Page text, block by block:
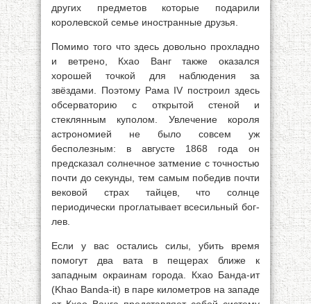
других предметов которые подарили
королевской семье иностранные друзья.
Помимо того что здесь довольно прохладно
и ветрено, Кхао Ванг также оказался
хорошей точкой для наблюдения за
звёздами. Поэтому Рама IV построил здесь
обсерваторию с открытой стеной и
стеклянным куполом. Увлечение короля
астрономией не было совсем уж
бесполезным: в августе 1868 года он
предсказал солнечное затмение с точностью
почти до секунды, тем самым победив почти
вековой страх тайцев, что солнце
периодически проглатывает всесильный бог-
лев.
Если у вас остались силы, убить время
помогут два вата в пещерах ближе к
западным окраинам города. Кхао Банда-ит
(Khao Banda-it) в паре километров на западе